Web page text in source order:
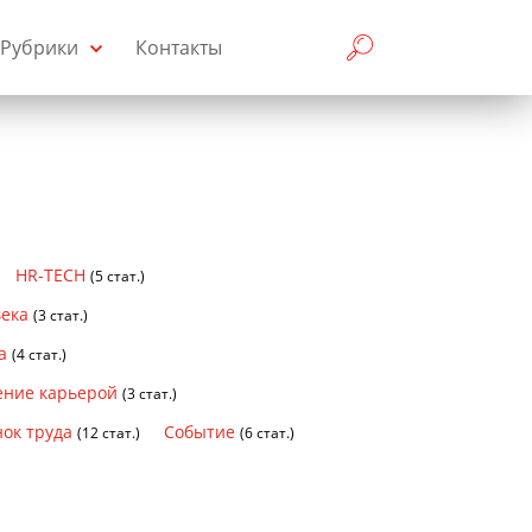
Рубрики Контакты
HR-TECH (5 стат.)
(3 стат.)
(4 стат.)
карьерой (3 стат.)
труда (12 стат.) Событие (6 стат.)